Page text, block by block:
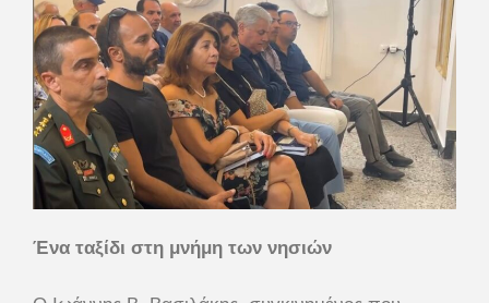
Ένα ταξίδι στη μνήμη των νησιών